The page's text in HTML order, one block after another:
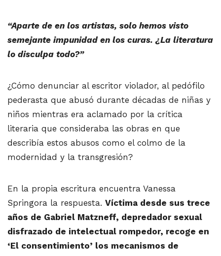
“Aparte de en los artistas, solo hemos visto
semejante impunidad en los curas. ¿La literatura
lo disculpa todo?”
¿Cómo denunciar al escritor violador, al pedófilo
pederasta que abusó durante décadas de niñas y
niños mientras era aclamado por la crítica
literaria que consideraba las obras en que
describía estos abusos como el colmo de la
modernidad y la transgresión?
En la propia escritura encuentra Vanessa
Springora la respuesta. Víctima desde sus trece
años de Gabriel Matzneff, depredador sexual
disfrazado de intelectual rompedor, recoge en
‘El consentimiento’ los mecanismos de